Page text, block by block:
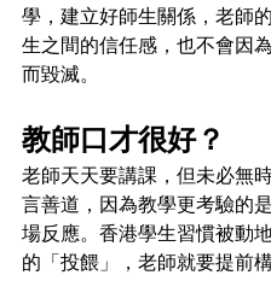
學，建立好師生關係，老師
生之間的信任感，也不會因
而毀滅。
教師口才很好？
老師天天要講課，但未必無
言善道，因為教學更考驗的
場反應。香港學生習慣被動
的「投餵」，老師就要提前